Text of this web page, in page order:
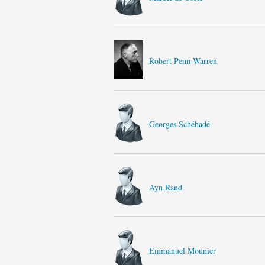
Robert Penn Warren
Georges Schéhadé
Ayn Rand
Emmanuel Mounier